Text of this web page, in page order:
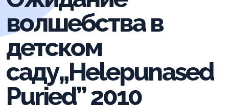
волшебства в
детском
саду„Helepunased
Purjed” 2010